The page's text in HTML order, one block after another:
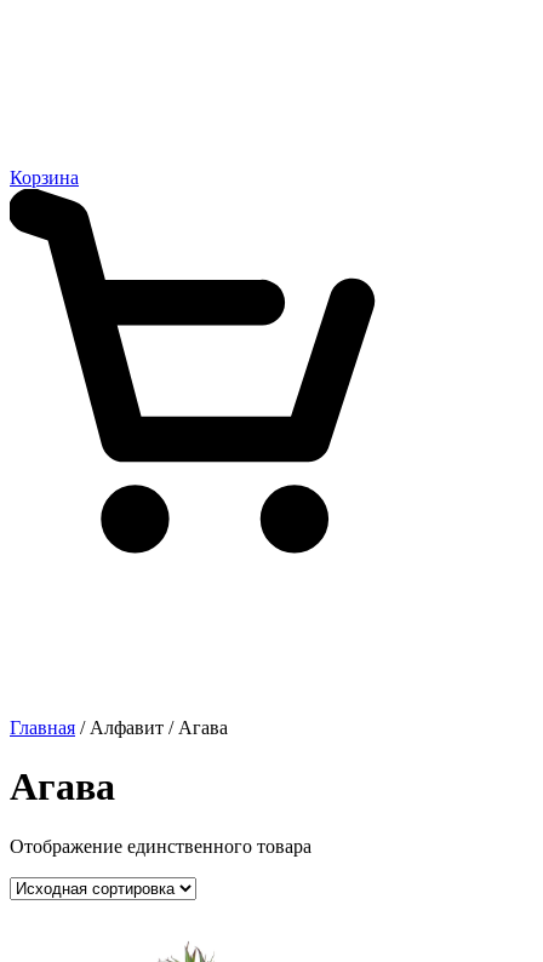
Корзина
Главная / Алфавит / Агава
Агава
Отображение единственного товара